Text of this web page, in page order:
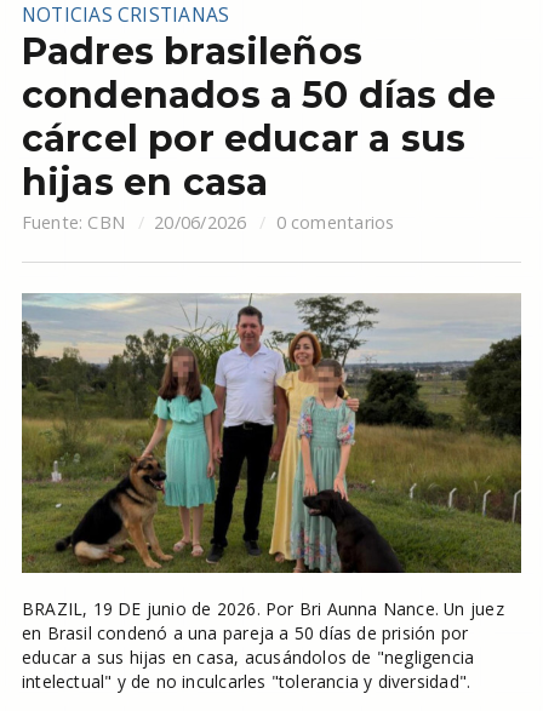
NOTICIAS CRISTIANAS
Padres brasileños
condenados a 50 días de
cárcel por educar a sus
hijas en casa
Fuente: CBN 20/06/2026 0 comentarios
BRAZIL, 19 DE junio de 2026. Por Bri Aunna Nance. Un juez
en Brasil condenó a una pareja a 50 días de prisión por
educar a sus hijas en casa, acusándolos de "negligencia
intelectual" y de no inculcarles "tolerancia y diversidad".